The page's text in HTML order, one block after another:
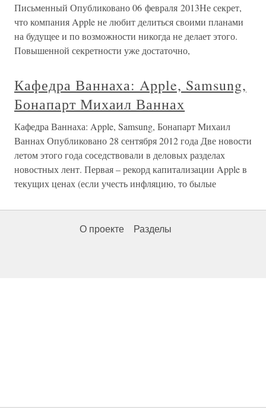
Письменный Опубликовано 06 февраля 2013Не секрет,
что компания Apple не любит делиться своими планами
на будущее и по возможности никогда не делает этого.
Повышенной секретности уже достаточно,
Кафедра Ваннаха: Apple, Samsung,
Бонапарт Михаил Ваннах
Кафедра Ваннаха: Apple, Samsung, Бонапарт Михаил
Ваннах Опубликовано 28 сентября 2012 года Две новости
летом этого года соседствовали в деловых разделах
новостных лент. Первая – рекорд капитализации Apple в
текущих ценах (если учесть инфляцию, то былые
О проекте Разделы